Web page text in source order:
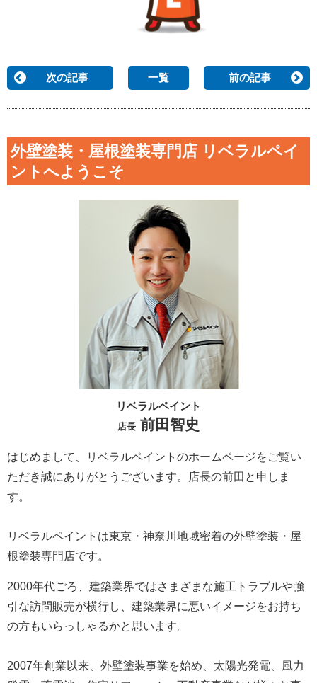
次の記事 一覧 前の記事
外壁塗装・屋根塗装専門店 リベラルペイ
ントへようこそ
リベラルペイント
店長 前田智史
はじめまして、リベラルペイントのホームページをご覧い
ただき誠にありがとうございます。
店長の前田と申しま
す。
リベラルペイントは東京・神奈川地域密着の外壁塗装・屋
根塗装専門店です。
2000年代ごろ、建築業界ではさまざまな施工トラブルや強
引な訪問販売が横行し、建築業界に悪いイメージをお持ち
の方もいらっしゃるかと思います。
2007年創業以来、外壁塗装事業を始め、太陽光発電、風力